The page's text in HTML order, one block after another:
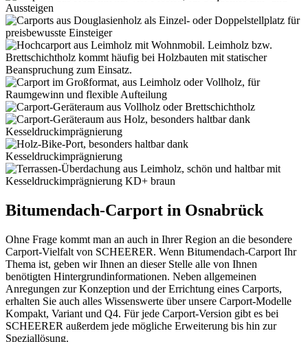
Bitumendach-Carport in Osnabrück
Ohne Frage kommt man an auch in Ihrer Region an die besondere
Carport-Vielfalt von SCHEERER. Wenn Bitumendach-Carport Ihr
Thema ist, geben wir Ihnen an dieser Stelle alle von Ihnen
benötigten Hintergrundinformationen. Neben allgemeinen
Anregungen zur Konzeption und der Errichtung eines Carports,
erhalten Sie auch alles Wissenswerte über unsere Carport-Modelle
Kompakt, Variant und Q4. Für jede Carport-Version gibt es bei
SCHEERER außerdem jede mögliche Erweiterung bis hin zur
Speziallösung.